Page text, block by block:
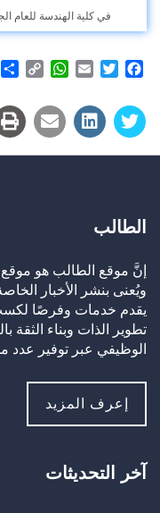
في كلية الهندسة للعام الجامعي
Facebook
Twitter
Email
الطالب
إنَّ موقع الطالب هو
ويُعنى بنشر الأخبار
يقدم خدمات وفرصًا
تطوير الذات وبناء الثقة
الوظيفي عبر توفير
إعرف المزيد
آخر التحديثات